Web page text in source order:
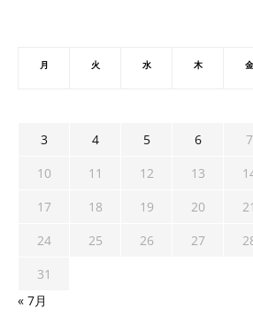
月 火 水 木 金
3
4 5 6 7
10
11 12 13
17
18 19 20 21
24
25 26 27
31
« 7月